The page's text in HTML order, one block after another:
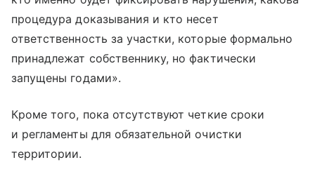
процедура доказывания и кто несет
ответственность за участки, которые формально
принадлежат собственнику, но фактически
запущены годами».
Кроме того, пока отсутствуют четкие сроки
и регламенты для обязательной очистки
территории.